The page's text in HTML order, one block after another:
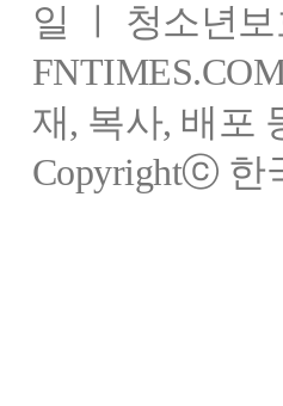
일 ㅣ 청소년
재, 복사, 배포
Copyrightⓒ 한